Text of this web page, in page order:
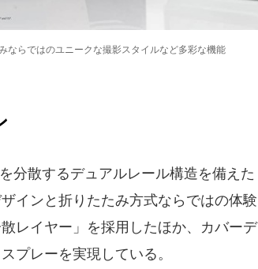
ならではのユニークな撮影スタイルなど多彩な機能
分散するデュアルレール構造を備え
インと折りたたみ方式ならではの体
レイヤー」を採用したほか、カバー
プレーを実現している。